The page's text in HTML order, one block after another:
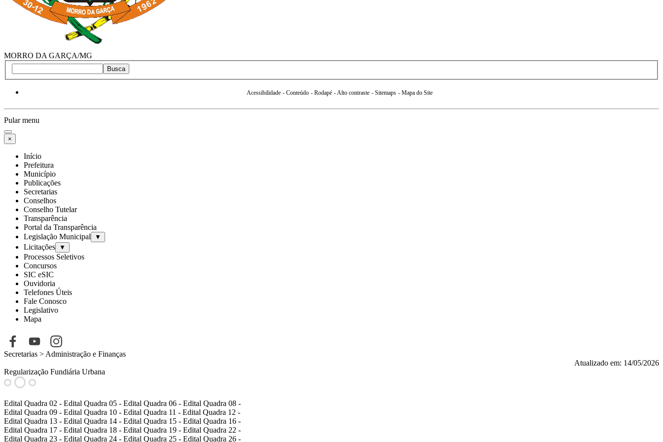
MORRO DA GARÇA/MG
Busca
Acessibilidade - Conteúdo - Rodapé - Alto contraste - Sitemaps - Mapa do Site
Pular menu
×
Início
Prefeitura
Município
Publicações
Secretarias
Conselhos
Conselho Tutelar
Transparência
Portal da Transparência
Legislação Municipal
▼
Licitações ▼
Processos Seletivos
Concursos
SIC eSIC
Ouvidoria
Telefones Úteis
Fale Conosco
Legislativo
Mapa
Secretarias > Administração e Finanças
Atualizado em: 14/05/2026
Regularização Fundiária Urbana
Edital Quadra 02 - Edital Quadra 05 - Edital Quadra 06 - Edital Quadra 08 -
Edital Quadra 09 - Edital Quadra 10 - Edital Quadra 11 - Edital Quadra 12 -
Edital Quadra 13 - Edital Quadra 14 - Edital Quadra 15 - Edital Quadra 16 -
Edital Quadra 17 - Edital Quadra 18 - Edital Quadra 19 - Edital Quadra 22 -
Edital Quadra 23 - Edital Quadra 24 - Edital Quadra 25 - Edital Quadra 26 -